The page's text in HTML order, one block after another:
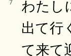
7
わたし
出て行
て来て